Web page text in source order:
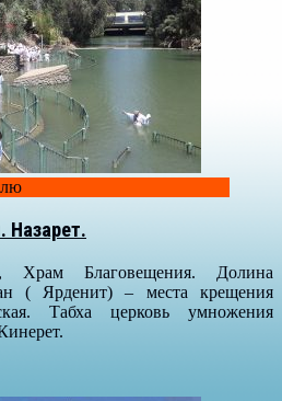
Назарет.
Храм Благовещения. Долина
( Ярденит) – места крещения
Табха церковь умножения